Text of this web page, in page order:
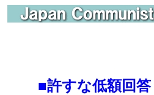
■許すな低額回